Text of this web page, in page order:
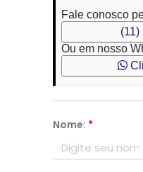
Fale conosco
(11)
Ou em nosso
Nome: *